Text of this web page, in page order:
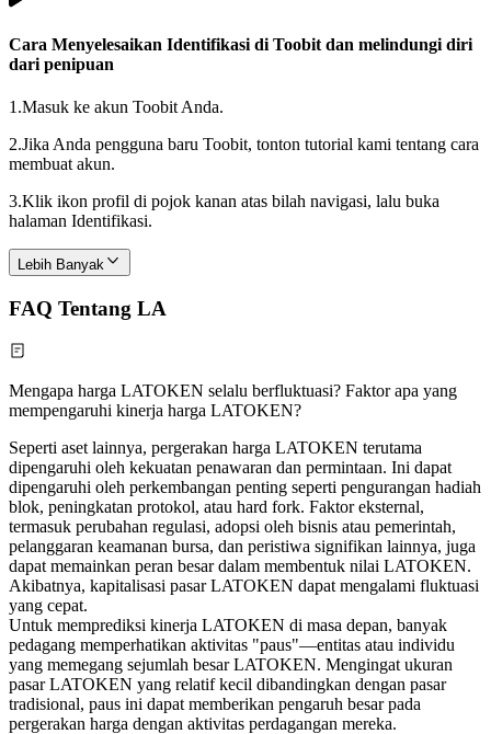
Cara Menyelesaikan Identifikasi di Toobit dan melindungi diri
dari penipuan
1.Masuk ke akun Toobit Anda.
2.Jika Anda pengguna baru Toobit, tonton tutorial kami tentang cara
membuat akun.
3.Klik ikon profil di pojok kanan atas bilah navigasi, lalu buka
halaman Identifikasi.
Lebih Banyak
FAQ Tentang LA
Mengapa harga LATOKEN selalu berfluktuasi? Faktor apa yang
mempengaruhi kinerja harga LATOKEN?
Seperti aset lainnya, pergerakan harga LATOKEN terutama
dipengaruhi oleh kekuatan penawaran dan permintaan. Ini dapat
dipengaruhi oleh perkembangan penting seperti pengurangan hadiah
blok, peningkatan protokol, atau hard fork. Faktor eksternal,
termasuk perubahan regulasi, adopsi oleh bisnis atau pemerintah,
pelanggaran keamanan bursa, dan peristiwa signifikan lainnya, juga
dapat memainkan peran besar dalam membentuk nilai LATOKEN.
Akibatnya, kapitalisasi pasar LATOKEN dapat mengalami fluktuasi
yang cepat.
Untuk memprediksi kinerja LATOKEN di masa depan, banyak
pedagang memperhatikan aktivitas "paus"—entitas atau individu
yang memegang sejumlah besar LATOKEN. Mengingat ukuran
pasar LATOKEN yang relatif kecil dibandingkan dengan pasar
tradisional, paus ini dapat memberikan pengaruh besar pada
pergerakan harga dengan aktivitas perdagangan mereka.